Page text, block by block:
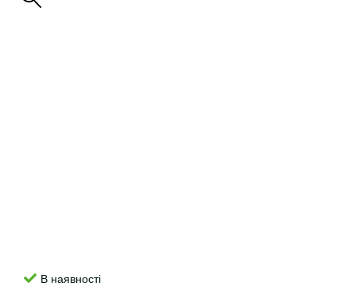
В наявності